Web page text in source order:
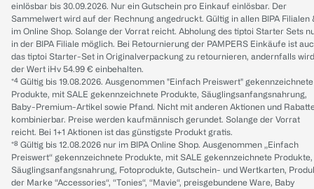
einlösbar bis 30.09.2026. Nur ein Gutschein pro Einkauf einlösbar. Der
Sammelwert wird auf der Rechnung angedruckt. Gültig in allen BIPA Filialen
im Online Shop. Solange der Vorrat reicht. Abholung des tiptoi Starter Sets
in der BIPA Filiale möglich. Bei Retournierung der PAMPERS Einkäufe ist
das tiptoi Starter-Set in Originalverpackung zu retournieren, andernfalls wird
der Wert iHv 54.99 € einbehalten.
*⁴ Gültig bis 19.08.2026. Ausgenommen "Einfach Preiswert" gekennzeichnete
Produkte, mit SALE gekennzeichnete Produkte, Säuglingsanfangsnahrung,
Baby-Premium-Artikel sowie Pfand. Nicht mit anderen Aktionen und
kombinierbar. Preise werden kaufmännisch gerundet. Solange der Vorrat
reicht. Bei 1+1 Aktionen ist das günstigste Produkt gratis.
*⁸ Gültig bis 12.08.2026 nur im BIPA Online Shop. Ausgenommen „Einfach
Preiswert“ gekennzeichnete Produkte, mit SALE gekennzeichnete Produkte,
Säuglingsanfangsnahrung, Fotoprodukte, Gutschein- und Wertkarten,
der Marke “Accessories“, “Tonies“, “Mavie“, preisgebundene Ware, Baby